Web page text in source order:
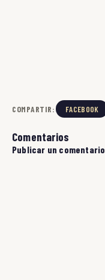
COMPARTIR: FACEBOOK
Comentarios
Publicar un comentario